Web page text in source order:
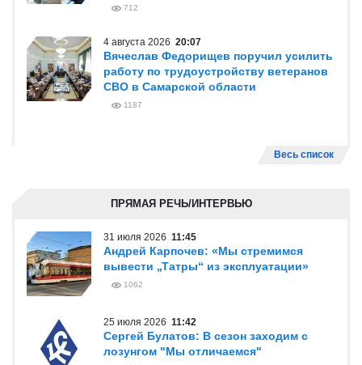
712
4 августа 2026 20:07
Вячеслав Федорищев поручил усилить
работу по трудоустройству ветеранов
СВО в Самарской области
1187
Весь список
ПРЯМАЯ РЕЧЬ/ИНТЕРВЬЮ
31 июля 2026 11:45
Андрей Карпочев: «Мы стремимся
вывести „Татры“ из эксплуатации»
1062
25 июля 2026 11:42
Сергей Булатов: В сезон заходим с
лозунгом "Мы отличаемся"